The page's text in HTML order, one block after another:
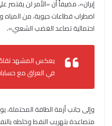
إيران»، مضيفاً أن «الأمر لن يقتصر
اضطراب قطاعات حيوية، من المياه
احتمالية تصاعد الغضب الشعبي».
يعكس المشهد
في العراق مع
وإلى جانب أزمة الطاقة المحتملة،
متصاعدة بتهريب النفط وخلطه